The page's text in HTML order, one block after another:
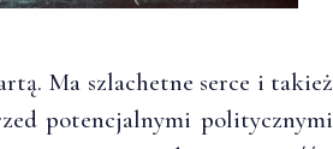
Ma szlachetne serce i takież
potencjalnymi politycznymi